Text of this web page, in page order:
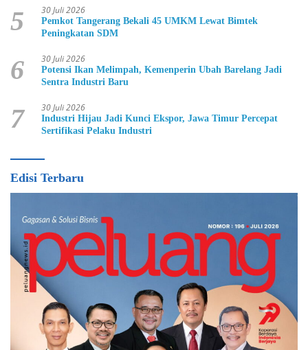
5 30 Juli 2026
Pemkot Tangerang Bekali 45 UMKM Lewat Bimtek
Peningkatan SDM
6 30 Juli 2026
Potensi Ikan Melimpah, Kemenperin Ubah Barelang Jadi
Sentra Industri Baru
7 30 Juli 2026
Industri Hijau Jadi Kunci Ekspor, Jawa Timur Percepat
Sertifikasi Pelaku Industri
Edisi Terbaru